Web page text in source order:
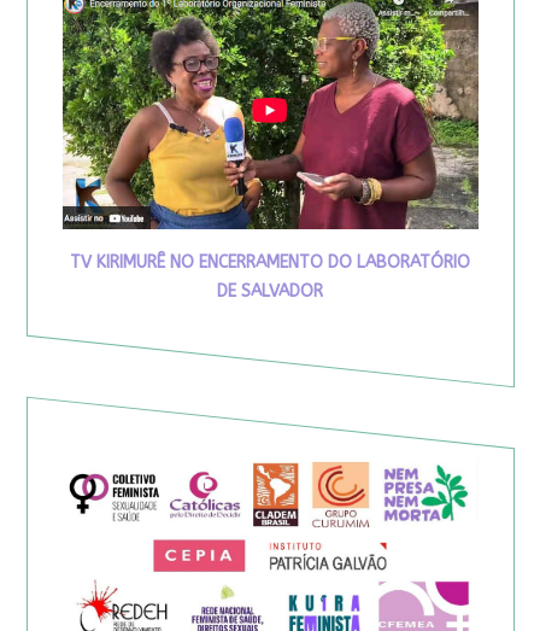
TV KIRIMURÊ NO ENCERRAMENTO DO LABORATÓRIO
DE SALVADOR